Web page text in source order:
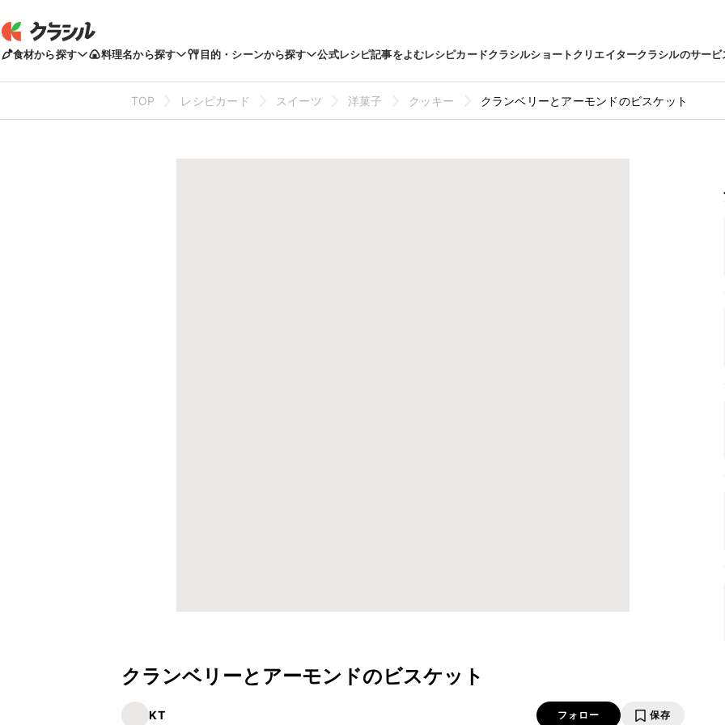
食材から探す 料理名から探す 目的・シーンから探す 公式レシピ記事をよむレシピカードクラシルショートクリエイタークラシルのサービ
TOP レシピカード スイーツ 洋菓子 クッキー クランベリーとアーモンドのビスケット
クランベリーとアーモンドのビスケット
KT フォロー 保存